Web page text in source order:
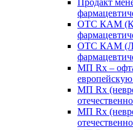
Продакт
ОТС КАМ
ОТС КАМ
МП Rx –
МП Rx
МП Rx